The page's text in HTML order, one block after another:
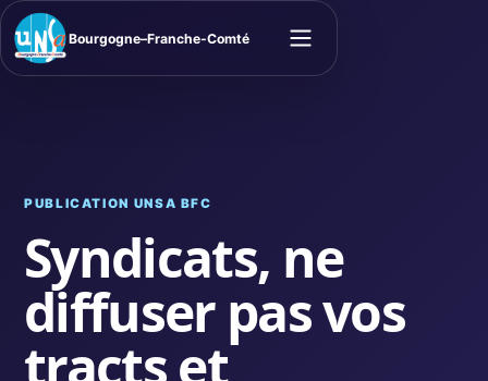
Bourgogne–Franche-Comté
Ouvrir le menu
PUBLICATION UNSA BFC
Syndicats, ne
diffuser pas vos
tracts et